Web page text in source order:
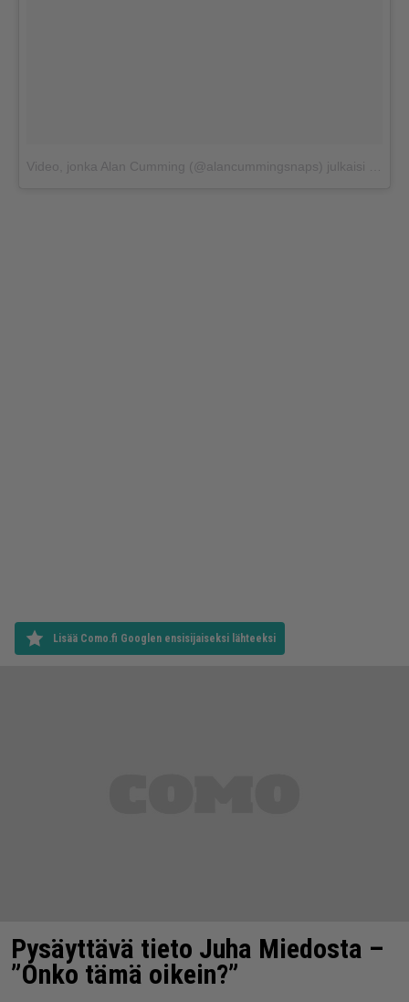
Video, jonka Alan Cumming (@alancummingsnaps) julkaisi
Lisää Como.fi Googlen ensisijaiseksi lähteeksi
Pysäyttävä tieto Juha Miedosta –
”Onko tämä oikein?”